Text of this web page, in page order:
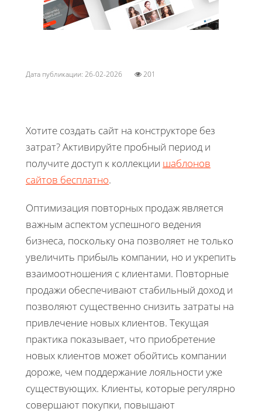
Дата публикации: 26-02-2026 201
Хотите создать сайт на конструкторе без
затрат? Активируйте пробный период и
получите доступ к коллекции шаблонов
сайтов бесплатно.
Оптимизация повторных продаж является
важным аспектом успешного ведения
бизнеса, поскольку она позволяет не только
увеличить прибыль компании, но и укрепить
взаимоотношения с клиентами. Повторные
продажи обеспечивают стабильный доход и
позволяют существенно снизить затраты на
привлечение новых клиентов. Текущая
практика показывает, что приобретение
новых клиентов может обойтись компании
дороже, чем поддержание лояльности уже
существующих. Клиенты, которые регулярно
совершают покупки, повышают